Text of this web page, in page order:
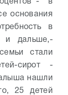
- в
основания
в
и дальше,-
стали
сирот -
нашли
25 детей